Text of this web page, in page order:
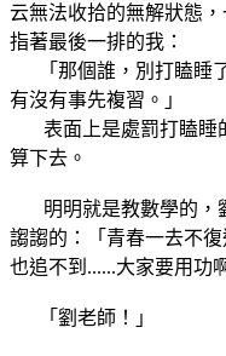
云無法收拾的無解狀態
指著最後一排的我：
「那個誰，別打瞌睡
有沒有事先複習。」
表面上是處罰打瞌睡
算下去。
明明就是教數學的，
謅謅的：「青春一去不
也追不到......大家要用功
「劉老師！」